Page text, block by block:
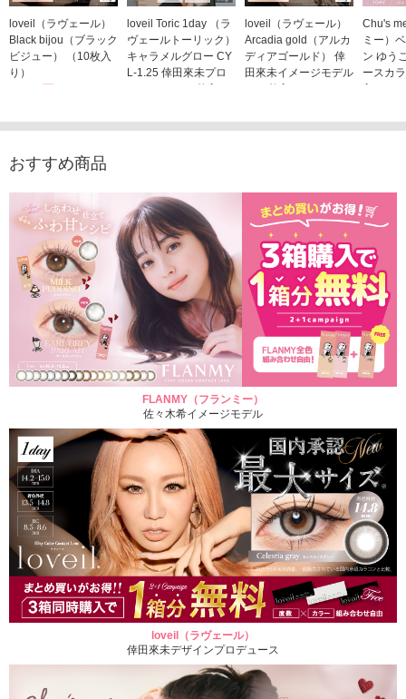
loveil（ラヴェール）
Black bijou（ブラック
ビジュー） （10枚入
り）
loveil Toric 1day （ラ
ヴェールトーリック）
キャラメルグロー CY
L-1.25 倖田來未プロ
1,760円(税込)
loveil（ラヴェール）
Arcadia gold（アルカ
ディアゴールド） 倖
田來未イメージモデル
Chu's
ミー）
ン ゆう
ースカ
おすすめ商品
FLANMY（フランミー）
佐々木希イメージモデル
loveil（ラヴェール）
倖田來未デザインプロデュース